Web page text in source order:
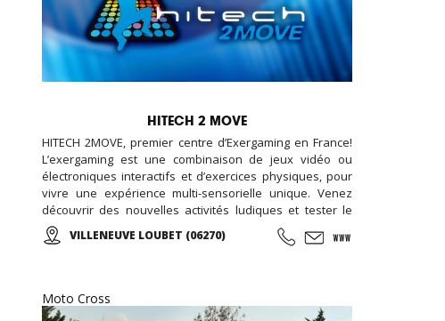
HITECH 2 MOVE
HITECH 2MOVE, premier centre d’Exergaming en France!
L’exergaming est une combinaison de jeux vidéo ou
électroniques interactifs et d’exercices physiques, pour
vivre une expérience multi-sensorielle unique. Venez
découvrir des nouvelles activités ludiques et tester le
parcours interactif pour se dépenser sans y penser ! Sol
et mur lumineux, courses de vélos virtuelles, roue
jamais été aussi amusant ! Une idée originale pour fêter
l’anniversaire de votre enfant. (À partir de 4ans).
VILLENEUVE LOUBET (06270)
Moto Cross